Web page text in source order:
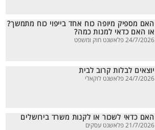
האם מספיק מיופה כוח אחד בייפוי כוח מתמשך?
או האם כדאי למנות כמה?
24/7/2026 פלאשנט חוק ומשפט
יוצאים לבלות קרוב לבית
24/7/2026 פלאשנט לוקאלי
האם כדאי לשכור או לקנות משרד בירושלים
21/7/2026 פלאשנט עסקים